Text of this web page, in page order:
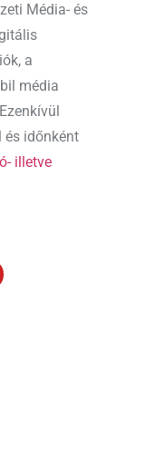
Média- és
a
média
és időnként
illetve